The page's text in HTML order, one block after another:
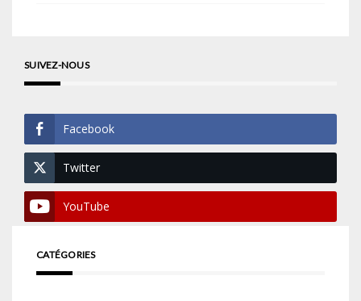
SUIVEZ-NOUS
Facebook
Twitter
YouTube
CATÉGORIES